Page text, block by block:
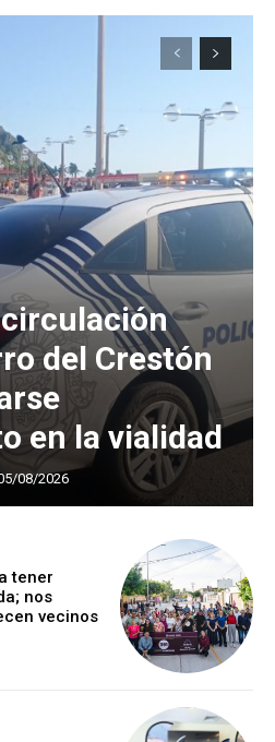
del Crestón
en la vialidad
08/2026
tener
nos
vecinos